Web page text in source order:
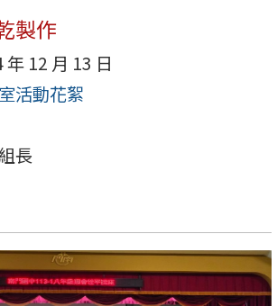
製作
年 12 月 13 日
活動花絮
長